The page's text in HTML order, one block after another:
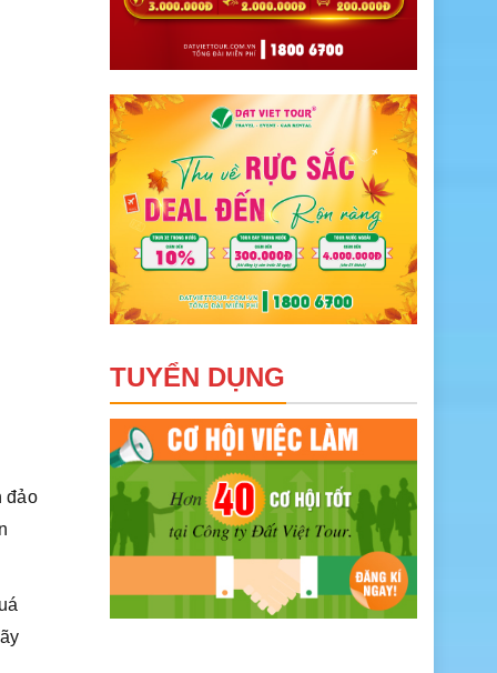
đảo
TUYỂN DỤNG